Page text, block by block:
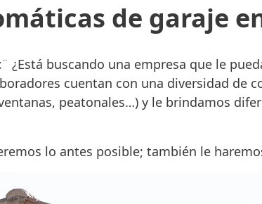
de garaje
¨ ¿Está buscando una empresa que le
cuentan con una diversidad de
peatonales…) y le brindamos
lo antes posible; también le